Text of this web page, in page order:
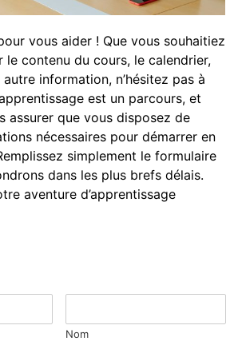
vous aider ! Que vous souhaitiez
le contenu du cours, le calendrier,
information, n’hésitez pas à
est un parcours, et
assurer que vous disposez de
nécessaires pour démarrer en
simplement le formulaire
dans les plus brefs délais.
aventure d’apprentissage
Nom